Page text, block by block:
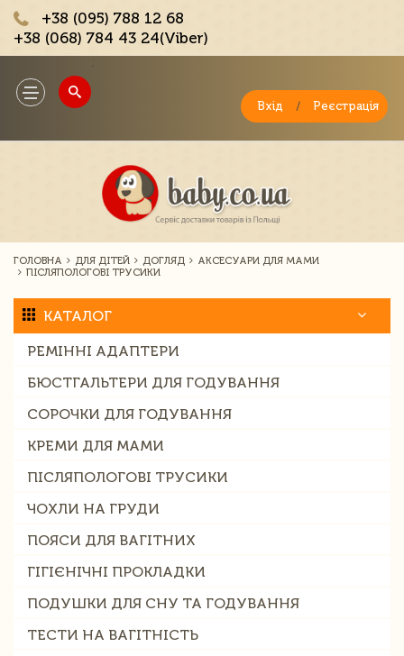
+38 (095) 788 12 68
+38 (068) 784 43 24(Viber)
Toggle
navigation
Вхід / Реєстрація
ГОЛОВНА ДЛЯ ДІТЕЙ ДОГЛЯД
АКСЕСУАРИ ДЛЯ МАМИ
ПІСЛЯПОЛОГОВІ ТРУСИКИ
КАТАЛОГ
РЕМІННІ АДАПТЕРИ
БЮСТГАЛЬТЕРИ ДЛЯ ГОДУВАННЯ
СОРОЧКИ ДЛЯ ГОДУВАННЯ
КРЕМИ ДЛЯ МАМИ
ПІСЛЯПОЛОГОВІ ТРУСИКИ
ЧОХЛИ НА ГРУДИ
ПОЯСИ ДЛЯ ВАГІТНИХ
ГІГІЄНІЧНІ ПРОКЛАДКИ
ПОДУШКИ ДЛЯ СНУ ТА ГОДУВАННЯ
ТЕСТИ НА ВАГІТНІСТЬ